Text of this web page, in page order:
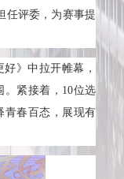
任评委，为赛事提
》中拉开帷幕，
。紧接着，10位选
青春百态，展现有